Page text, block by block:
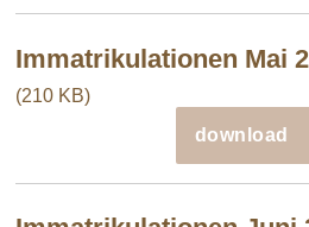
Immatrikulationen Mai
(210 KB)
download